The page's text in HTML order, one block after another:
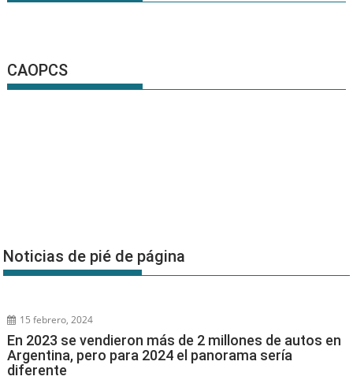
CAOPCS
Noticias de pié de página
15 febrero, 2024
En 2023 se vendieron más de 2 millones de autos en
Argentina, pero para 2024 el panorama sería
diferente